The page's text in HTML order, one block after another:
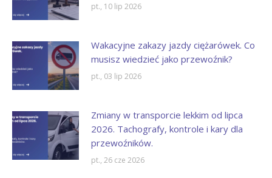
pt., 10 lip 2026
Wakacyjne zakazy jazdy ciężarówek. Co
musisz wiedzieć jako przewoźnik?
pt., 03 lip 2026
Zmiany w transporcie lekkim od lipca
2026. Tachografy, kontrole i kary dla
przewoźników.
pt., 26 cze 2026